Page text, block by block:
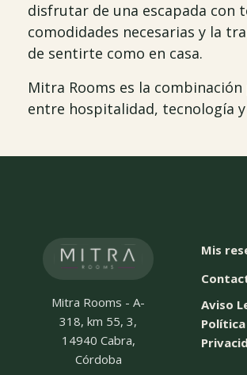
disfrutar de una escapada con
comodidades necesarias y la
de sentirte como en casa.
Mitra Rooms es la
entre hospitalidad, tecnología
Mitra Rooms - A-
318, km 55, 3,
14940 Cabra,
Córdoba
Mis
Aviso